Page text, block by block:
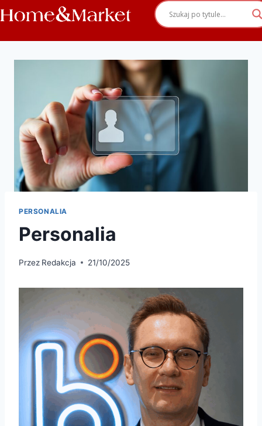
PERSONALIA
Personalia
Przez Redakcja 21/10/2025